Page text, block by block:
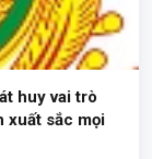
huy vai trò
xuất sắc mọi